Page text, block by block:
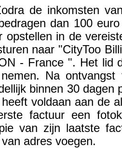
de inkomsten
dan 100
opstellen in de
naar "CityToo
- France ". Het lid
Na
binnen 30 dagen
voldaan aan de
factuur een
van zijn laatste
adres voegen.